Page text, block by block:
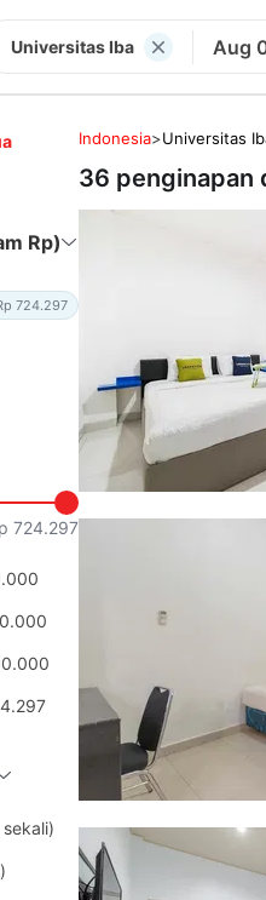
Universitas Iba Aug
Rp)
724.297
724.297
Indonesia>Universitas
36 penginapan